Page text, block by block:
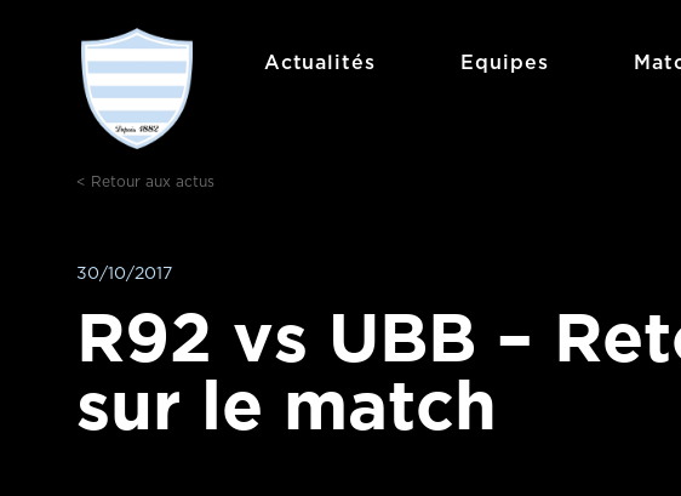
Actualités Equipes
< Retour aux actus
30/10/2017
R92 vs UBB –
sur le match